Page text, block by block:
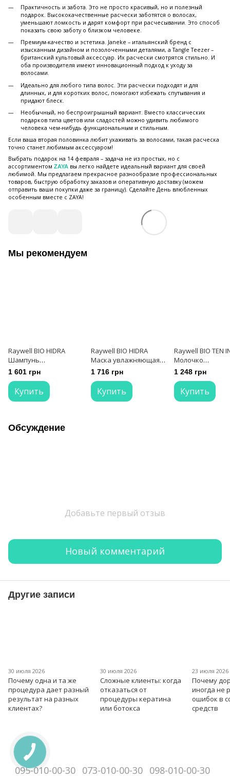
Практичность и забота. Это не просто красивый, но и полезный
подарок. Высококачественные расчески заботятся о волосах,
уменьшают ломкость и дарят комфорт при расчесывании. Это способ
показать свою заботу о близком человеке.
Премиум-качество и эстетика. Janeke – итальянский бренд с
изысканным дизайном и позолоченными деталями, а Tangle Teezer –
британский культовый аксессуар. Их расчески смотрятся стильно. И
оба производителя имеют инновационный подход к уходу за
волосами.
Идеально для любого типа волос. Эти расчески подходят и для
длинных, и для коротких волос, помогают избежать спутывания и
придают блеск.
Необычный, но беспроигрышный вариант. Вместо классических
подарков типа цветов или сладостей можно удивить любимого
человека чем-нибудь функциональным и стильным.
Если ваша вторая половинка любит ухаживать за волосами, такая расческа
точно станет любимым аксессуаром!
Выбрать подарок на 14 февраля – задача не из простых, но с
ассортиментом ZAYA вы легко найдете идеальный вариант для своей
любимой. Мы предлагаем прекрасное разнообразие профессиональных
товаров, быструю обработку заказов и оперативную доставку (можем
отправить ваши покупки даже за границу). Сделайте День влюбленных
особенным вместе с ZAYA!
Мы рекомендуем
Raywell BIO HIDRA
Шампунь
увлажняющий 1000 мл
1 601 грн
Купить
Raywell BIO HIDRA
Маска увлажняющая
1000 мл
1 716 грн
Купить
Raywell BIO TEN
Молочко
термозащита
волос 10 в 1 200
1 248 грн
Купить
Обсуждение
Добавьте первый отзыв
Новый комментарий
Другие записи
30 июля 2026
Почему одна и та же
процедура дает разный
результат на разных
клиентах?
30 июля 2026
Сложные клиенты: когда
отказаться от
процедуры кератина
или ботокса
23 июля 2026
Почему
иногда не
ошибок в
средств
095-010-00-30 073-010-00-30 098-010-00-30